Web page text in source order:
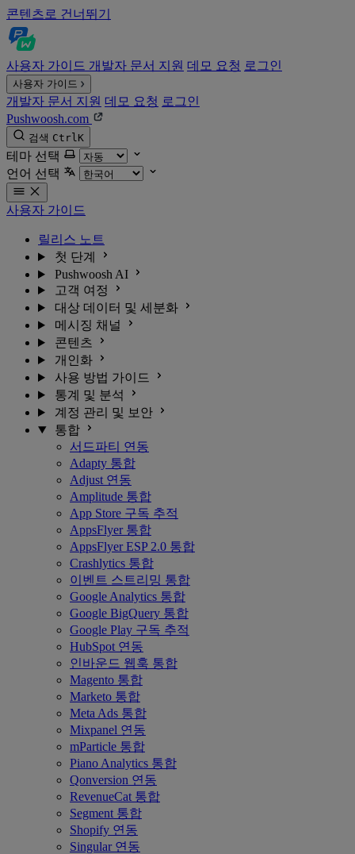
콘텐츠로 건너뛰기
사용자 가이드 개발자 문서 지원 데모 요청 로그인
사용자 가이드
개발자 문서 지원 데모 요청 로그인
Pushwoosh.com
검색 CtrlK
테마 선택
언어 선택
사용자 가이드
릴리스 노트
첫 단계
Pushwoosh AI
고객 여정
대상 데이터 및 세분화
메시징 채널
콘텐츠
개인화
사용 방법 가이드
통계 및 분석
계정 관리 및 보안
통합
서드파티 연동
Adapty 통합
Adjust 연동
Amplitude 통합
App Store 구독 추적
AppsFlyer 통합
AppsFlyer ESP 2.0 통합
Crashlytics 통합
이벤트 스트리밍 통합
Google Analytics 통합
Google BigQuery 통합
Google Play 구독 추적
HubSpot 연동
인바운드 웹훅 통합
Magento 통합
Marketo 통합
Meta Ads 통합
Mixpanel 연동
mParticle 통합
Piano Analytics 통합
Qonversion 연동
RevenueCat 통합
Segment 통합
Shopify 연동
Singular 연동